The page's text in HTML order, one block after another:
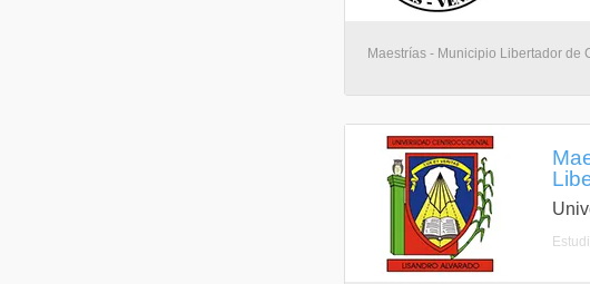
Maestrías - Municipio Libertador de